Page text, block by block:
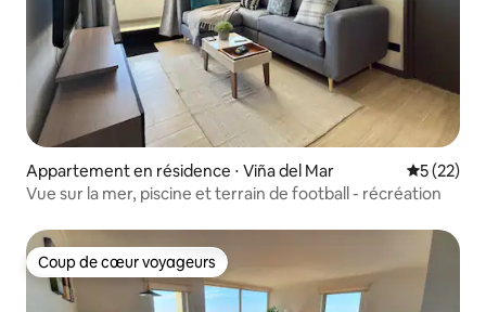
Appartement en résidence ⋅ Viña del Mar
5 (22)
Vue sur la mer, piscine et terrain de football - récréation
Coup de cœur voyageurs
Coup de cœur voyageurs